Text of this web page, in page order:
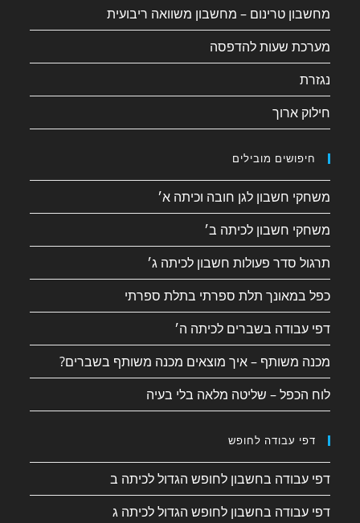
מחשבון טרינום – מחשבון משוואה ריבועית
מערכת שעות להדפסה
נגזרת
חילוק ארוך
חיפושים מובילים
משחקי חשבון לגן חובה וכיתה א׳
משחקי חשבון לכיתה ב׳
תרגול סדר פעולות חשבון לכיתה ג׳
כפל במאונך תלת ספרתי בתלת ספרתי
דפי עבודה בשברים לכיתה ה׳
מכנה משותף – איך מוצאים מכנה משותף בשברים?
לוח הכפל – שליטה מלאה בלי בעיה
דפי עבודה לחופש
דפי עבודה בחשבון לחופש הגדול לכיתה ב
דפי עבודה בחשבון לחופש הגדול לכיתה ג